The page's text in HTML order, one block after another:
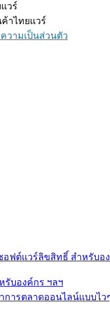
วร์
าไทยแวร์
วามเป็นส่วนตัว
รับองค์กร ฯลฯ